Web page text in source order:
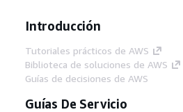
Introducción
Tutoriales prácticos de AWS
Biblioteca de soluciones de AWS
Guías de decisiones de AWS
Guías De Servicio